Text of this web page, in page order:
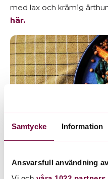
Samtycke Information
Ansvarsfull användning
med lax och krämig
här.